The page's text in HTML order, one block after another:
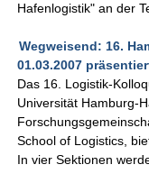
Hafenlogistik" an der
Wegweisend: 16.
01.03.2007
Das 16. Logistik-
Universität Hamburg-
School of Logistics,
In vier Sektionen